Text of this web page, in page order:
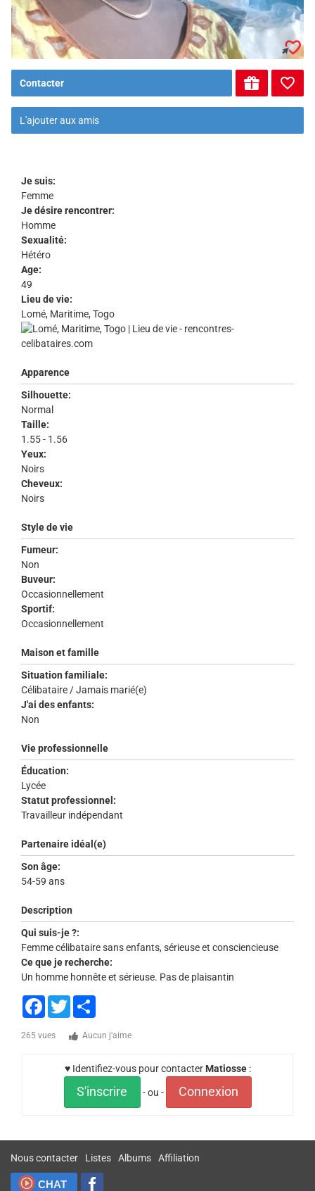
Contacter
L'ajouter aux amis
Je suis:
Femme
Je désire rencontrer:
Homme
Sexualité:
Hétéro
Age:
49
Lieu de vie:
Lomé, Maritime, Togo
Apparence
Silhouette:
Normal
Taille:
1.55 - 1.56
Yeux:
Noirs
Cheveux:
Noirs
Style de vie
Fumeur:
Non
Buveur:
Occasionnellement
Sportif:
Occasionnellement
Maison et famille
Situation familiale:
Célibataire / Jamais marié(e)
J'ai des enfants:
Non
Vie professionnelle
Éducation:
Lycée
Statut professionnel:
Travailleur indépendant
Partenaire idéal(e)
Son âge:
54-59 ans
Description
Qui suis-je ?:
Femme célibataire sans enfants, sérieuse et consciencieuse
Ce que je recherche:
Un homme honnête et sérieuse. Pas de plaisantin
Facebook
Twitter
265 vues Aucun j'aime
♥ Identifiez-vous pour contacter Matiosse:
S'inscrire - ou - Connexion
Nous contacter Listes Albums Affiliation
CHAT